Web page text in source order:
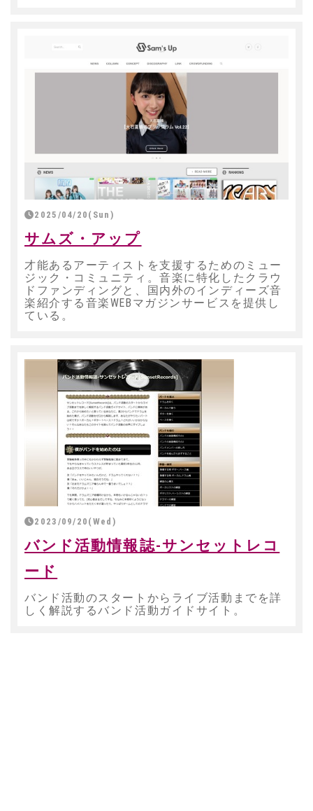
2025/04/20(Sun)
サムズ・アップ
才能あるアーティストを支援するためのミュー
ジック・コミュニティ。音楽に特化したクラウ
ドファンディングと、国内外のインディーズ音
楽紹介する音楽WEBマガジンサービスを提供し
ている。
2023/09/20(Wed)
バンド活動情報誌-サンセットレコ
ード
バンド活動のスタートからライブ活動までを詳
しく解説するバンド活動ガイドサイト。